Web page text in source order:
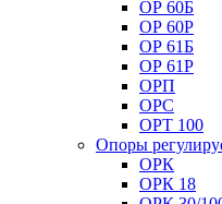
ОР 60Б
ОР 60Р
ОР 61Б
ОР 61Р
ОРП
ОРС
ОРТ 100
Опоры
ОРК
ОРК 18